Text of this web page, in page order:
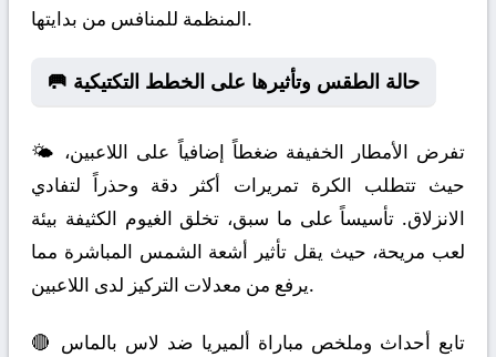
المنظمة للمنافس من بدايتها.
🥅 حالة الطقس وتأثيرها على الخطط التكتيكية
🌤️ تفرض الأمطار الخفيفة ضغطاً إضافياً على اللاعبين،
حيث تتطلب الكرة تمريرات أكثر دقة وحذراً لتفادي
الانزلاق. تأسيساً على ما سبق، تخلق الغيوم الكثيفة بيئة
لعب مريحة، حيث يقل تأثير أشعة الشمس المباشرة مما
يرفع من معدلات التركيز لدى اللاعبين.
🔴 تابع أحداث وملخص مباراة ألميريا ضد لاس بالماس